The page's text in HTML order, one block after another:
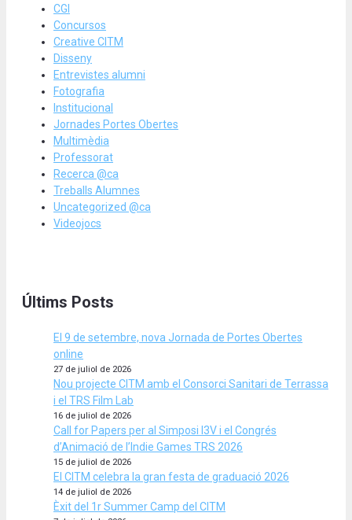
CGI
Concursos
Creative CITM
Disseny
Entrevistes alumni
Fotografia
Institucional
Jornades Portes Obertes
Multimèdia
Professorat
Recerca @ca
Treballs Alumnes
Uncategorized @ca
Videojocs
Últims Posts
El 9 de setembre, nova Jornada de Portes Obertes
online
27 de juliol de 2026
Nou projecte CITM amb el Consorci Sanitari de Terrassa
i el TRS Film Lab
16 de juliol de 2026
Call for Papers per al Simposi I3V i el Congrés
d’Animació de l’Indie Games TRS 2026
15 de juliol de 2026
El CITM celebra la gran festa de graduació 2026
14 de juliol de 2026
Èxit del 1r Summer Camp del CITM